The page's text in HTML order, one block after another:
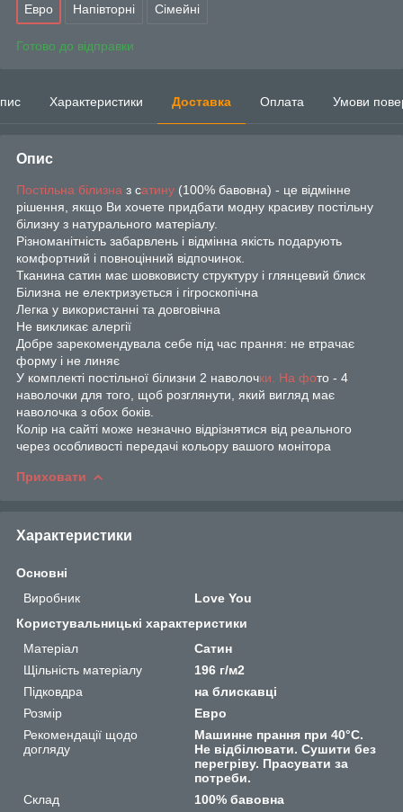
Евро Напівторні Сімейні
Готово до відправки
Характеристики Доставка Оплата Умови
Опис
Постільна білизна з сатину (100% бавовна) - це відмінне
рішення, якщо Ви хочете придбати модну красиву постільну
білизну з натурального матеріалу.
Різноманітність забарвлень і відмінна якість подарують
комфортний і повноцінний відпочинок.
Тканина сатин має шовковисту структуру і глянцевий блиск
Білизна не електризується і гігроскопічна
Легка у використанні та довговічна
Не викликає алергії
Добре зарекомендувала себе під час прання: не втрачає
форму і не линяє
У комплекті постільної білизни 2 наволочки. На фото - 4
наволочки для того, щоб розглянути, який вигляд має
наволочка з обох боків.
Колір на сайті може незначно відрізнятися від реального
через особливості передачі кольору вашого монітора
Приховати
Характеристики
Основні
Виробник
Love You
Користувальницькі характеристики
Матеріал
Сатин
Щільність матеріалу
196 г/м2
Підковдра
на блискавці
Розмір
Евро
Рекомендації щодо
догляду
Машинне прання при 40°C.
Не відбілювати. Сушити без
перегріву. Прасувати за
потреби.
Склад
100% бавовна